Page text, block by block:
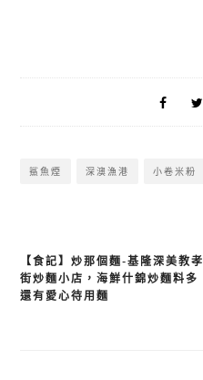
鯊魚煙 深澳漁港 小卷米粉
文
章
【食記】炒那個麵-基隆深美教孝
街炒麵小店，海鮮什錦炒麵料多
還有愛心待用麵